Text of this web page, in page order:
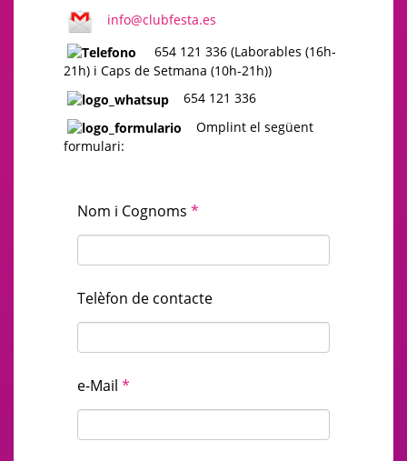
info@clubfesta.es
654 121 336 (Laborables (16h-
21h) i Caps de Setmana (10h-21h))
654 121 336
Omplint el següent
formulari:
Nom i Cognoms *
Telèfon de contacte
e-Mail *